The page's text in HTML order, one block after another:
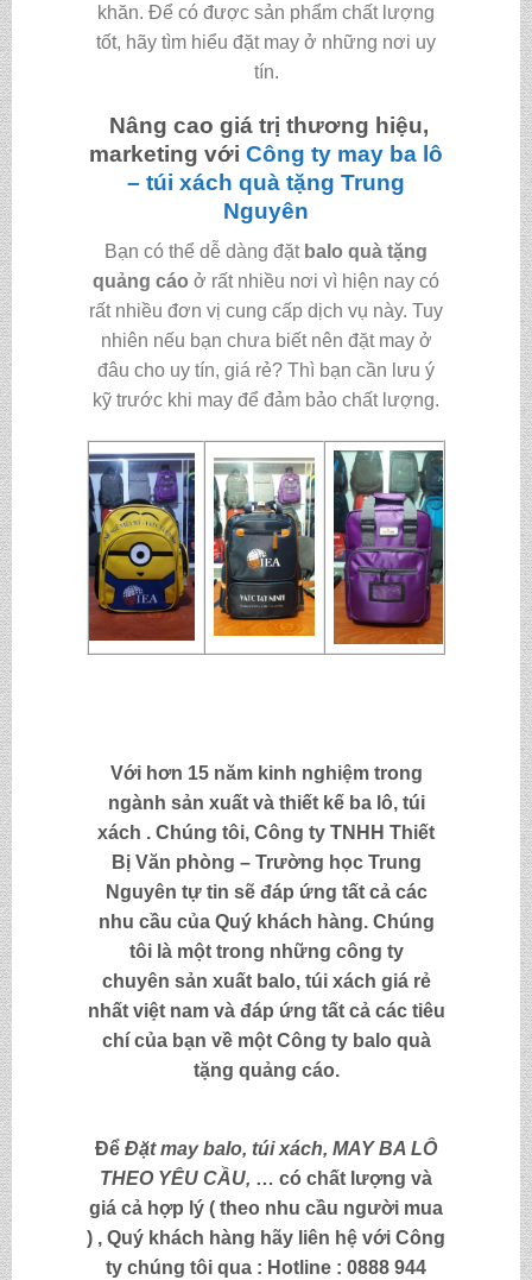
khăn. Để có được sản phẩm chất lượng
tốt, hãy tìm hiểu đặt may ở những nơi uy
tín.
Nâng cao giá trị thương hiệu,
marketing với Công ty may ba lô
– túi xách quà tặng Trung
Nguyên
Bạn có thể dễ dàng đặt balo quà tặng
quảng cáo ở rất nhiều nơi vì hiện nay có
rất nhiều đơn vị cung cấp dịch vụ này. Tuy
nhiên nếu bạn chưa biết nên đặt may ở
đâu cho uy tín, giá rẻ? Thì bạn cần lưu ý
kỹ trước khi may để đảm bảo chất lượng.
Với hơn 15 năm kinh nghiệm trong
ngành sản xuất và thiết kế ba lô, túi
xách . Chúng tôi, Công ty TNHH Thiết
Bị Văn phòng – Trường học Trung
Nguyên tự tin sẽ đáp ứng tất cả các
nhu cầu của Quý khách hàng. Chúng
tôi là một trong những công ty
chuyên sản xuất balo, túi xách giá rẻ
nhất việt nam và đáp ứng tất cả các tiêu
chí của bạn về một Công ty balo quà
tặng quảng cáo.
Để Đặt may balo, túi xách, MAY BA LÔ
THEO YÊU CẦU, … có chất lượng và
giá cả hợp lý ( theo nhu cầu người mua
) , Quý khách hàng hãy liên hệ với Công
ty chúng tôi qua : Hotline : 0888 944